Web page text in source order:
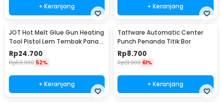
+ Keranjang + Keranjang
JOT Hot Melt Glue Gun Heating
Tool Pistol Lem Tembak Panas
20W - QT-302
Rp24.700
Rp50.900 52%
+ Keranjang
Taffware Automatic Center
Punch Penanda Titik Bor
Rp8.700
Rp21.900 61%
+ Keranjang